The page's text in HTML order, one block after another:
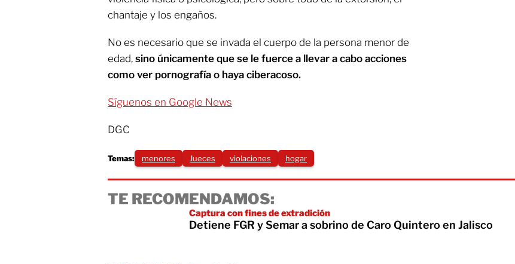
chantaje y los engaños.
No es necesario que se invada el cuerpo de la persona menor de
edad, sino únicamente que se le fuerce a llevar a cabo acciones
como ver pornografía o haya ciberacoso.
Síguenos en Google News
DGC
Temas: menores Jueces violaciones hogar
TE RECOMENDAMOS:
Captura con fines de extradición
Detiene FGR y Semar a sobrino de Caro Quintero en Jalisco